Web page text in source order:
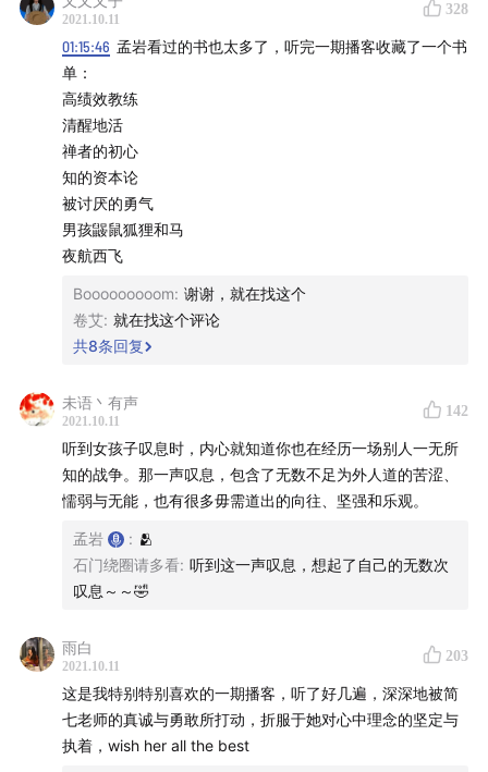
26:53
人是否百分之百地做自己，是可以从他的气质和当
下的状态看出来的
面对离开团队的伙伴，简七想对他们说什么？
为什么很多做投资做得好的人，最后都会靠近哲学？
不希望被评价和定义
58:00 CEO 的权衡：「美好的体验」VS「更高的效率」
孟岩刚开始做有知有行的心理状态
经历都是礼物，给自己一点时间
原声摘录📝
1. 人是否在百分之百地做自己，可以从他的气质和当下
的状态看出来
2. 你的肉体和灵魂想成为的样子有一个重合度。当它们
完全重合的时候，你的实体时会特别强，你也能感觉到
自己非常脚踏实地活在这个世界上，你会有很强的真实
2021.10.11
328
01:15:46 孟岩看过的书也太多了，听完一期播客收藏了一个书
单：
高绩效教练
清醒地活
禅者的初心
知的资本论
被讨厌的勇气
男孩鼹鼠狐狸和马
夜航西飞
Booooooooom: 谢谢，就在找这个
卷艾: 就在找这个评论
共8条回复
未语丶有声
2021.10.11
142
听到女孩子叹息时，内心就知道你也在经历一场别人一无所
知的战争。那一声叹息，包含了无数不足为外人道的苦涩、
懦弱与无能，也有很多毋需道出的向往、坚强和乐观。
孟岩 : 🫂
石门绕圈请多看: 听到这一声叹息，想起了自己的无数次
叹息～～🤣
雨白
2021.10.11
203
这是我特别特别喜欢的一期播客，听了好几遍，深深地被简
七老师的真诚与勇敢所打动，折服于她对心中理念的坚定与
执着，wish her all the best